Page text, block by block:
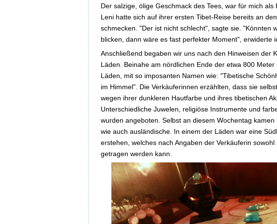
Der salzige, ölige Geschmack des Tees, war für mich
Leni hatte sich auf ihrer ersten Tibet-Reise bereits an
schmecken. "Der ist nicht schlecht", sagte sie. "Könnten
blicken, dann wäre es fast perfekter Moment", erwiderte
Anschließend begaben wir uns nach den Hinweisen der
Läden. Beinahe am nördlichen Ende der etwa 800
Läden, mit so imposanten Namen wie: "Tibetische
im Himmel". Die Verkäuferinnen erzählten, dass sie
wegen ihrer dunkleren Hautfarbe und ihres tibetischen
Unterschiedliche Juwelen, religiöse Instrumente und
wurden angeboten. Selbst an diesem Wochentag
wie auch ausländische. In einem der Läden war eine
erstehen, welches nach Angaben der Verkäuferin
getragen werden kann.